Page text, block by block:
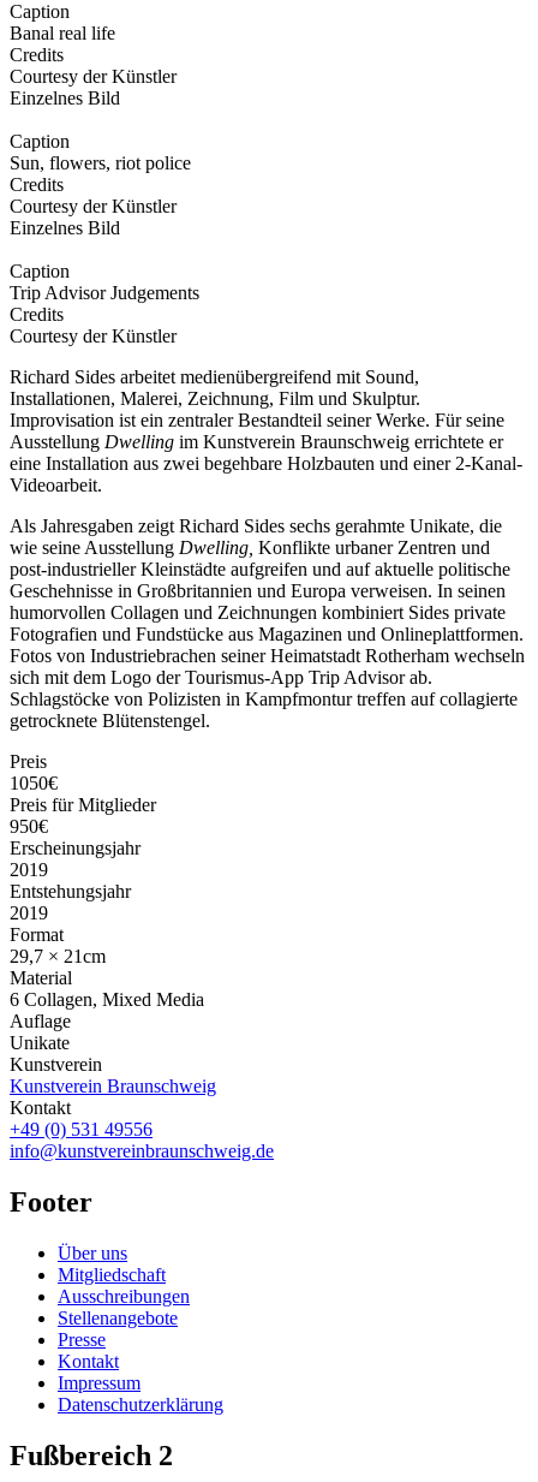
Caption
Banal real life
Credits
Courtesy der Künstler
Einzelnes Bild
Caption
Sun, flowers, riot police
Credits
Courtesy der Künstler
Einzelnes Bild
Caption
Trip Advisor Judgements
Credits
Courtesy der Künstler
Richard Sides arbeitet medienübergreifend mit Sound,
Installationen, Malerei, Zeichnung, Film und Skulptur.
Improvisation ist ein zentraler Bestandteil seiner Werke. Für seine
Ausstellung Dwelling im Kunstverein Braunschweig errichtete er
eine Installation aus zwei begehbare Holzbauten und einer 2-Kanal-
Videoarbeit.
Als Jahresgaben zeigt Richard Sides sechs gerahmte Unikate, die
wie seine Ausstellung Dwelling, Konflikte urbaner Zentren und
post-industrieller Kleinstädte aufgreifen und auf aktuelle politische
Geschehnisse in Großbritannien und Europa verweisen. In seinen
humorvollen Collagen und Zeichnungen kombiniert Sides private
Fotografien und Fundstücke aus Magazinen und Onlineplattformen.
Fotos von Industriebrachen seiner Heimatstadt Rotherham wechseln
sich mit dem Logo der Tourismus-App Trip Advisor ab.
Schlagstöcke von Polizisten in Kampfmontur treffen auf collagierte
getrocknete Blütenstengel.
Preis
1050€
Preis für Mitglieder
950€
Erscheinungsjahr
2019
Entstehungsjahr
2019
Format
29,7 × 21cm
Material
6 Collagen, Mixed Media
Auflage
Unikate
Kunstverein
Kunstverein Braunschweig
Kontakt
+49 (0) 531 49556
info@kunstvereinbraunschweig.de
Footer
Über uns
Mitgliedschaft
Ausschreibungen
Stellenangebote
Presse
Kontakt
Impressum
Datenschutzerklärung
Fußbereich 2